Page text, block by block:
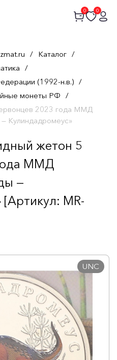
0 0
/ Каталог /
/
(1992-н.в.) /
монеты РФ /
2023 года ММД
Кулиндадромеус»
жетон 5
ММД
—
MR-
UNC